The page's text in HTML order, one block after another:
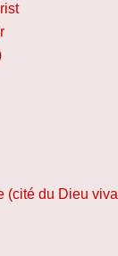
(cité du Dieu